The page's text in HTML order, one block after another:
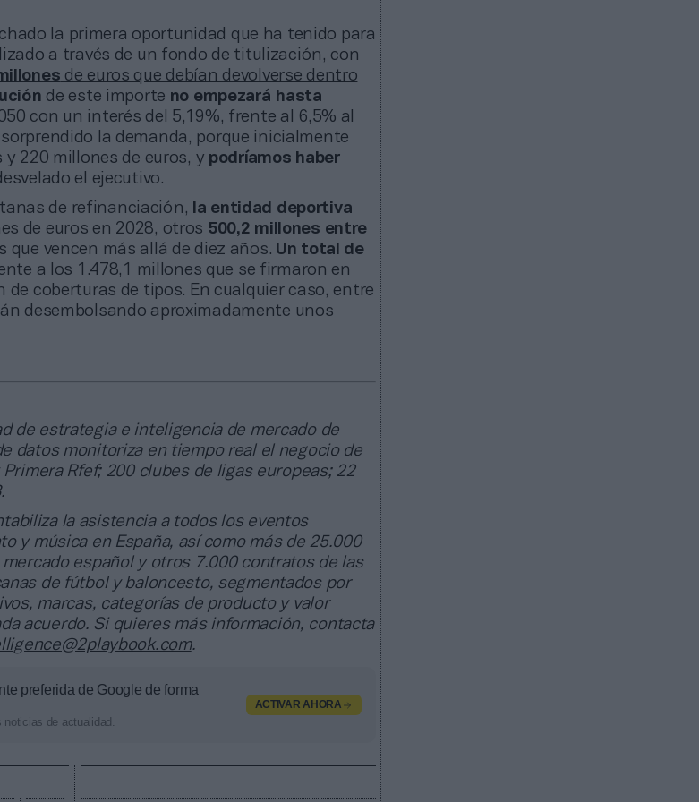
la primera oportunidad que ha tenido para
a través de un fondo de titulización, con
de euros que debían devolverse dentro
de este importe no empezará hasta
con un interés del 5,19%, frente al 6,5% al
la demanda, porque inicialmente
220 millones de euros, y podríamos haber
el ejecutivo.
de refinanciación,
la entidad deportiva
de euros en 2028, otros 500,2 millones entre
que vencen más allá de diez años. Un total de
a los 1.478,1 millones que se firmaron en
de coberturas de tipos. En cualquier caso, entre
desembolsando aproximadamente unos
de estrategia e inteligencia de mercado de
datos monitoriza en tiempo real el negocio de
Rfef; 200 clubes de ligas europeas; 22
la asistencia a todos los eventos
y música en España, así como más de 25.000
español y otros 7.000 contratos de las
de fútbol y baloncesto, segmentados por
marcas, categorías de producto y valor
acuerdo. Si quieres más información, contacta
.
preferida de Google de forma
de actualidad.
ACTIVAR AHORA